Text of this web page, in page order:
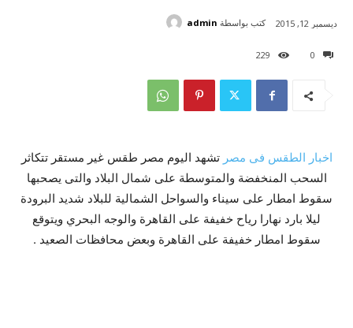
0
229
ديسمبر 12, 2015 كتب بواسطة admin
اخبار الطقس فى مصر تشهد اليوم مصر طقس غير مستقر تتكاثر
السحب المنخفضة والمتوسطة على شمال البلاد والتى يصحبها
سقوط امطار على سيناء والسواحل الشمالية للبلاد شديد البرودة
ليلا بارد نهارا رياح خفيفة على القاهرة والوجه البحري ويتوقع
سقوط امطار خفيفة على القاهرة وبعض محافظات الصعيد .